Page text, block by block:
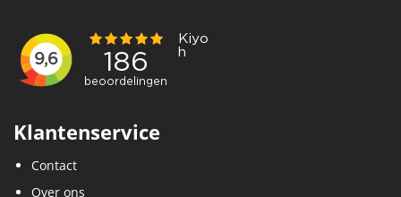
Klantenservice
Contact
Over ons